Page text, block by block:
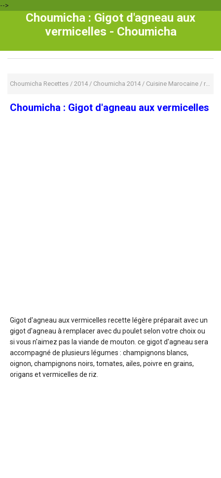
-->
Choumicha : Gigot d'agneau aux
vermicelles - Choumicha
Choumicha Recettes / 2014/ Choumicha 2014/ Cuisine Marocaine / ramadan 2014
Choumicha : Gigot d'agneau aux vermicelles
Gigot d'agneau aux vermicelles recette légère préparait avec un
gigot d'agneau à remplacer avec du poulet selon votre choix ou
si vous n'aimez pas la viande de mouton. ce gigot d'agneau sera
accompagné de plusieurs légumes : champignons blancs,
oignon, champignons noirs, tomates, ailes, poivre en grains,
origans et vermicelles de riz.